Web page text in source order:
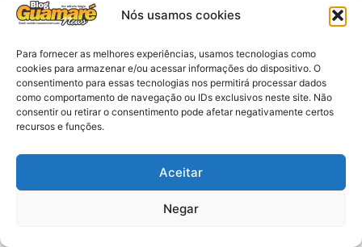
Nós usamos cookies
Para fornecer as melhores experiências, usamos tecnologias como
cookies para armazenar e/ou acessar informações do dispositivo. O
consentimento para essas tecnologias nos permitirá processar dados
como comportamento de navegação ou IDs exclusivos neste site. Não
consentir ou retirar o consentimento pode afetar negativamente certos
recursos e funções.
Aceitar
Negar
Eleições 2026: procuradores e